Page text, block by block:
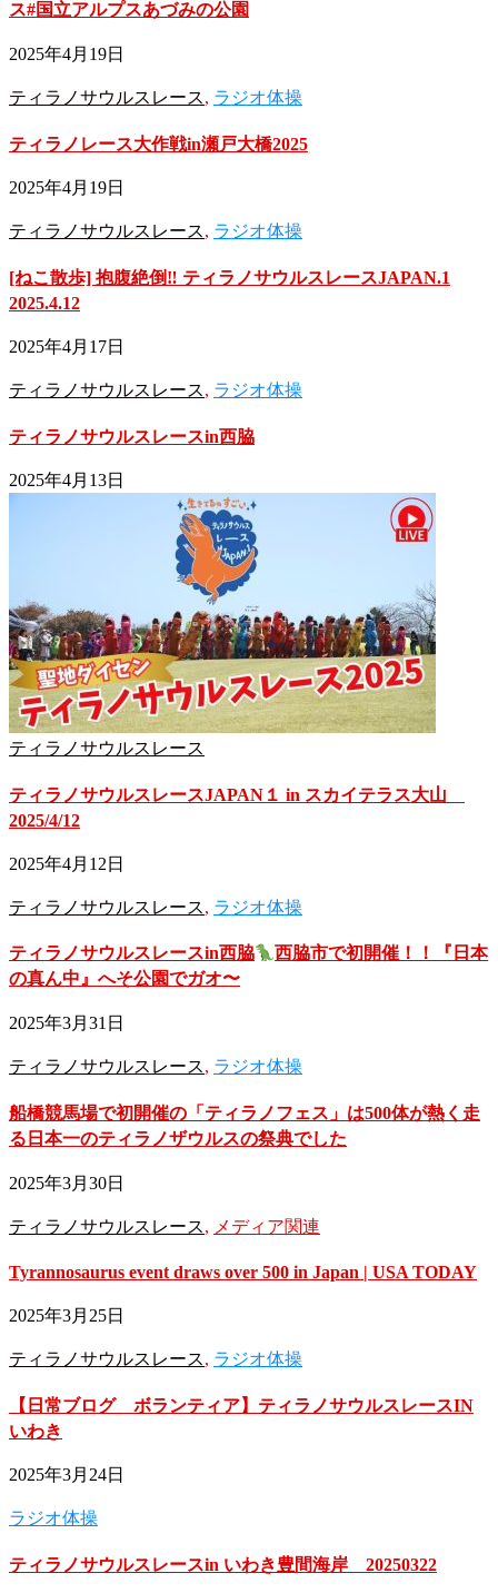
ス#国立アルプスあづみの公園
2025年4月19日
ティラノサウルスレース, ラジオ体操
ティラノレース大作戦in瀬戸大橋2025
2025年4月19日
ティラノサウルスレース, ラジオ体操
[ねこ散歩] 抱腹絶倒‼︎ ティラノサウルスレースJAPAN.1
2025.4.12
2025年4月17日
ティラノサウルスレース, ラジオ体操
ティラノサウルスレースin西脇
2025年4月13日
ティラノサウルスレース
ティラノサウルスレースJAPAN１ in スカイテラス大山
2025/4/12
2025年4月12日
ティラノサウルスレース, ラジオ体操
ティラノサウルスレースin西脇
西脇市で初開催！！『日本
の真ん中』へそ公園でガオ〜
2025年3月31日
ティラノサウルスレース, ラジオ体操
船橋競馬場で初開催の「ティラノフェス」は500体が熱く走
る日本一のティラノザウルスの祭典でした
2025年3月30日
ティラノサウルスレース, メディア関連
Tyrannosaurus event draws over 500 in Japan | USA TODAY
2025年3月25日
ティラノサウルスレース, ラジオ体操
【日常ブログ ボランティア】ティラノサウルスレースIN
いわき
2025年3月24日
ラジオ体操
ティラノサウルスレースin いわき豊間海岸 20250322